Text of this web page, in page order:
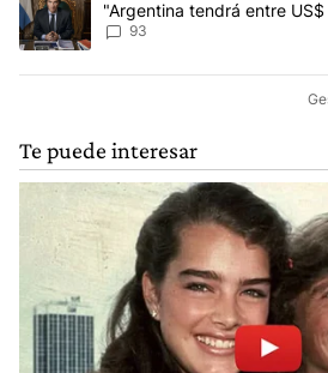
"Argentina tendrá entre
93